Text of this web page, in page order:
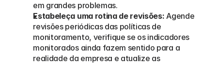
em grandes problemas.
Estabeleça uma rotina de revisões: Agende
revisões periódicas das políticas de
monitoramento, verifique se os indicadores
monitorados ainda fazem sentido para a
realidade da empresa e atualize as